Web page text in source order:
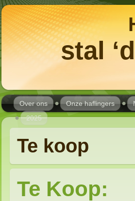
stal
Over ons Onze haflingers
2025
Te koop
Te Koop: